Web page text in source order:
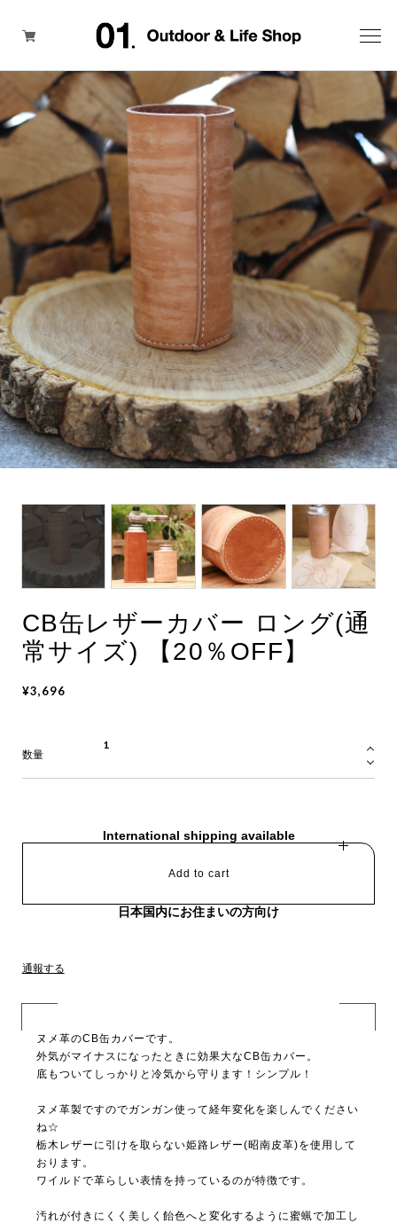
ITEM
BRAND
SALE
CB缶レザーカバー ロング(通
常サイズ) 【20％OFF】
¥3,696
数量
International shipping available
Add to cart
日本国内にお住まいの方向け
通報する
ヌメ革のCB缶カバーです。
外気がマイナスになったときに効果大なCB缶カバー。
底もついてしっかりと冷気から守ります！シンプル！
ヌメ革製ですのでガンガン使って経年変化を楽しんでください
ね☆
栃木レザーに引けを取らない姫路レザー(昭南皮革)を使用して
おります。
ワイルドで革らしい表情を持っているのが特徴です。
汚れが付きにくく美しく飴色へと変化するように蜜蝋で加工し